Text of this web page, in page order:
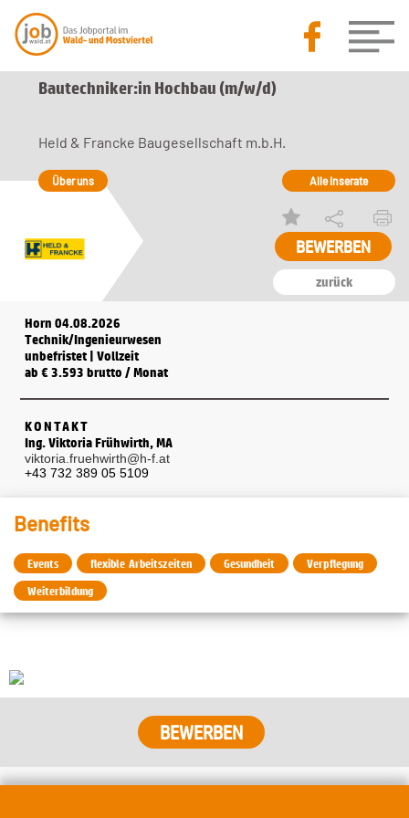
Bautechniker:in Hochbau (m/w/d)
zurück
Held & Francke Baugesellschaft m.b.H.
Über uns Alle Inserate
BEWERBEN
Horn 04.08.2026
Technik/Ingenieurwesen
unbefristet | Vollzeit
ab € 3.593 brutto / Monat
KONTAKT
Ing. Viktoria Frühwirth, MA
viktoria.fruehwirth@h-f.at
+43 732 389 05 5109
Benefits
Events flexible Arbeitszeiten Gesundheit
Verpflegung
Weiterbildung
BEWERBEN